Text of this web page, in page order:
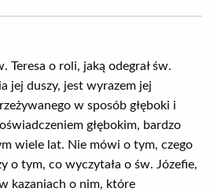
Teresa o roli, jaką odegrał św.
jej duszy, jest wyrazem jej
w sposób głęboki i
głębokim, bardzo
wiele lat. Nie mówi o tym, czego
o tym, co wyczytała o św. Józefie,
kazaniach o nim, które